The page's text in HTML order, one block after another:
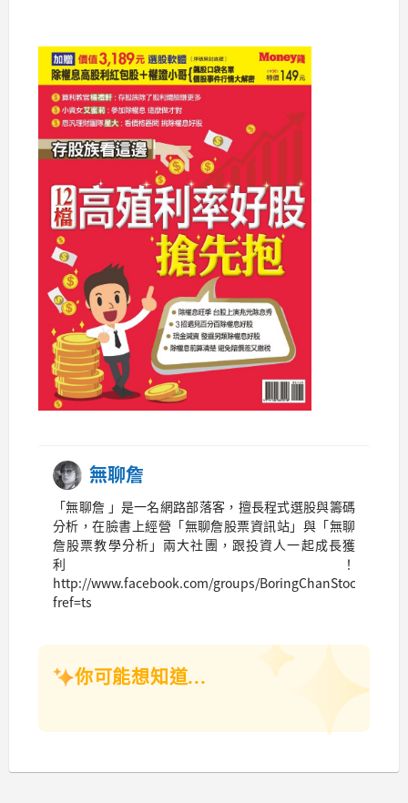
無聊詹
「無聊詹 」是一名網路部落客，擅長程式選股與籌碼
分析，在臉書上經營「無聊詹股票資訊站」與「無聊
詹股票教學分析」兩大社團，跟投資人一起成長獲
利！
http://www.facebook.com/groups/BoringChanStock/?
fref=ts
你可能想知道...